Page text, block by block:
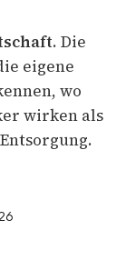
. Die
eigene
wo
wirken als